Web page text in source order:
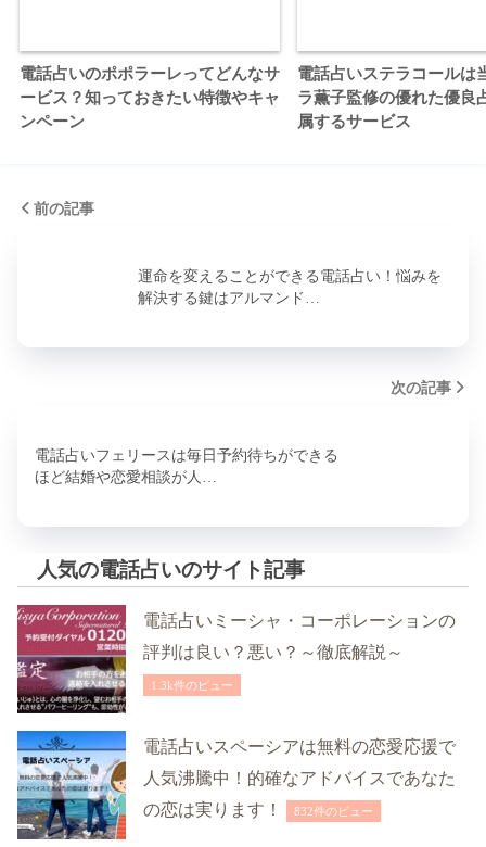
電話占いのポポラーレってどんなサ
ービス？知っておきたい特徴やキャ
ンペーン
電話占いステラコールは
ラ薫子監修の優れた優良
属するサービス
前の記事
運命を変えることができる電話占い！悩みを
解決する鍵はアルマンド…
次の記事
電話占いフェリースは毎日予約待ちができる
ほど結婚や恋愛相談が人…
人気の電話占いのサイト記事
電話占いミーシャ・コーポレーションの
評判は良い？悪い？～徹底解説～
1.3k件のビュー
電話占いスペーシアは無料の恋愛応援で
人気沸騰中！的確なアドバイスであなた
の恋は実ります！
832件のビュー